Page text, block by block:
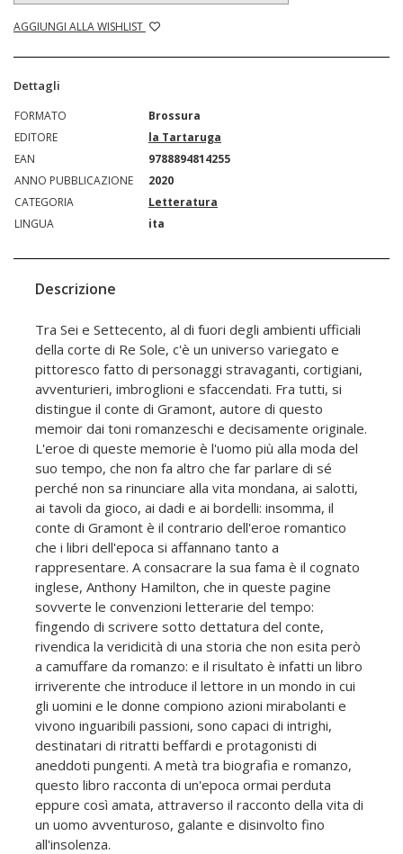
AGGIUNGI ALLA WISHLIST
Dettagli
FORMATO
Brossura
EDITORE
la Tartaruga
EAN
9788894814255
ANNO PUBBLICAZIONE
2020
CATEGORIA
Letteratura
LINGUA
ita
Descrizione
Tra Sei e Settecento, al di fuori degli ambienti ufficiali
della corte di Re Sole, c'è un universo variegato e
pittoresco fatto di personaggi stravaganti, cortigiani,
avventurieri, imbroglioni e sfaccendati. Fra tutti, si
distingue il conte di Gramont, autore di questo
memoir dai toni romanzeschi e decisamente originale.
L'eroe di queste memorie è l'uomo più alla moda del
suo tempo, che non fa altro che far parlare di sé
perché non sa rinunciare alla vita mondana, ai salotti,
ai tavoli da gioco, ai dadi e ai bordelli: insomma, il
conte di Gramont è il contrario dell'eroe romantico
che i libri dell'epoca si affannano tanto a
rappresentare. A consacrare la sua fama è il cognato
inglese, Anthony Hamilton, che in queste pagine
sovverte le convenzioni letterarie del tempo:
fingendo di scrivere sotto dettatura del conte,
rivendica la veridicità di una storia che non esita però
a camuffare da romanzo: e il risultato è infatti un libro
irriverente che introduce il lettore in un mondo in cui
gli uomini e le donne compiono azioni mirabolanti e
vivono inguaribili passioni, sono capaci di intrighi,
destinatari di ritratti beffardi e protagonisti di
aneddoti pungenti. A metà tra biografia e romanzo,
questo libro racconta di un'epoca ormai perduta
eppure così amata, attraverso il racconto della vita di
un uomo avventuroso, galante e disinvolto fino
all'insolenza.